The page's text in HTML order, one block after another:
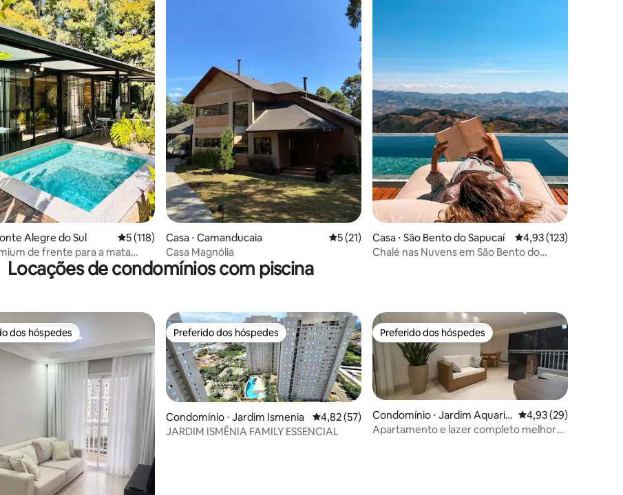
de 5, 120 avaliações
Alegre do Sul 5 de uma avaliação média de 5, 118 avaliações
5 (118)
de frente para a mata
Casa ⋅ Camanducaia 5 de uma avaliação média de 5, 21 avaliações
5 (21)
Casa Magnólia
Casa ⋅ São Bento do Sapucaí 4,93 de uma avaliação
4,93 (123)
Chalé nas Nuvens em São Bento do
Locações de condomínios com piscina
de 5, 119 avaliações
dos hóspedes
dos hóspedes Preferido dos hóspedes
Preferido dos hóspedes
Condomínio ⋅ Jardim Ismenia 4,82 de uma avaliação média de 5, 57 avaliações
4,82 (57)
JARDIM ISMÊNIA FAMILY ESSENCIAL
Preferido dos hóspedes
Preferido dos hóspedes
Condomínio ⋅ Jardim Aquariu
s
4,93 de uma
4,93 (29)
Apartamento e lazer completo melhor